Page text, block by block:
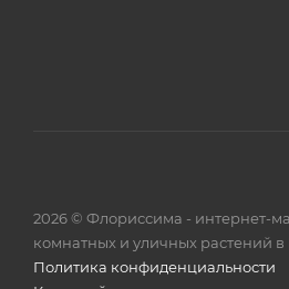
2026 © Флориссима - интернет-
комнатных и уличных растений
Политика конфиденциальности